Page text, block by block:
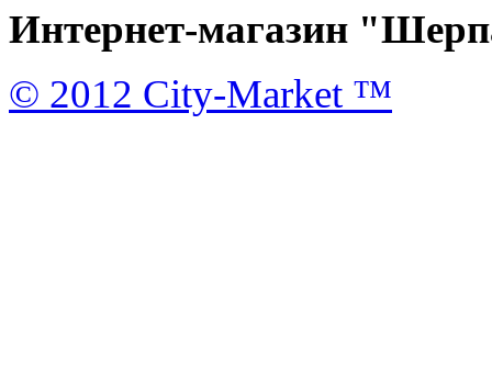
Интернет-магазин
© 2012 City-Market ™